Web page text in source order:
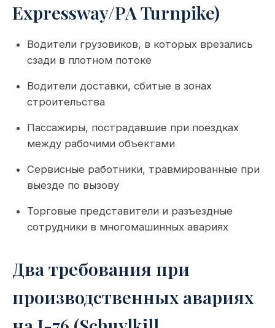
Expressway/PA Turnpike)
Водители грузовиков, в которых врезались
сзади в плотном потоке
Водители доставки, сбитые в зонах
строительства
Пассажиры, пострадавшие при поездках
между рабочими объектами
Сервисные работники, травмированные при
выезде по вызову
Торговые представители и разъездные
сотрудники в многомашинных авариях
Два требования при
производственных авариях